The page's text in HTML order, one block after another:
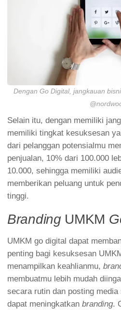
Dengan Go Digital, jangkauan
Selain itu, dengan memiliki
memiliki tingkat kesuksesan
dari pelanggan potensialmu
penjualan, 10% dari 100.000
10.000, sehingga memiliki
memberikan peluang untuk
tinggi.
Branding UMKM
UMKM go digital dapat
penting bagi kesuksesan
menampilkan keahlianmu,
membuatmu lebih mudah
secara rutin dan posting
dapat meningkatkan branding.